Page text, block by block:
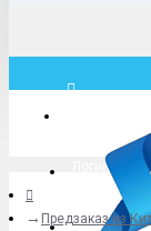
Логин
Предзаказ из